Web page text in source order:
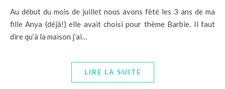
Au début du mois de juillet nous avons fêté les 3 ans de ma
fille Anya (déjà!) elle avait choisi pour thème Barbie. Il faut
dire qu’à la maison j’ai…
LIRE LA SUITE